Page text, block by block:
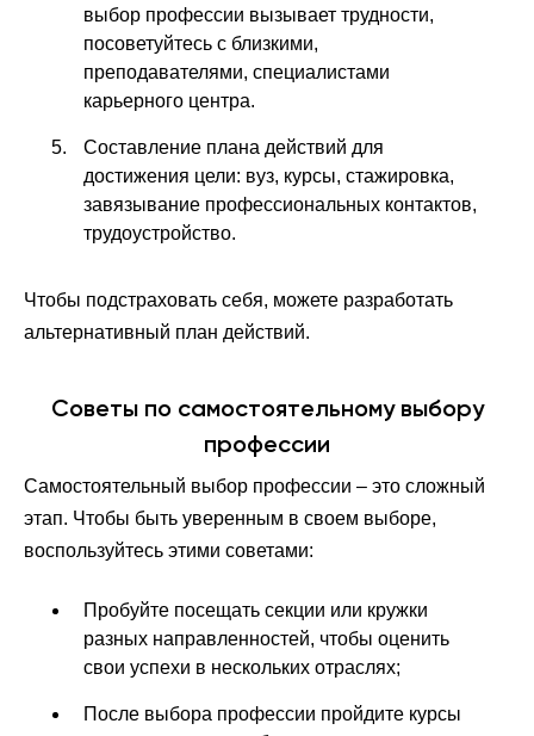
выбор профессии вызывает трудности,
посоветуйтесь с близкими,
преподавателями, специалистами
карьерного центра.
Составление плана действий для
достижения цели: вуз, курсы, стажировка,
завязывание профессиональных контактов,
трудоустройство.
Чтобы подстраховать себя, можете разработать
альтернативный план действий.
Советы по самостоятельному выбору
профессии
Самостоятельный выбор профессии – это сложный
этап. Чтобы быть уверенным в своем выборе,
воспользуйтесь этими советами:
Пробуйте посещать секции или кружки
разных направленностей, чтобы оценить
свои успехи в нескольких отраслях;
После выбора профессии пройдите курсы